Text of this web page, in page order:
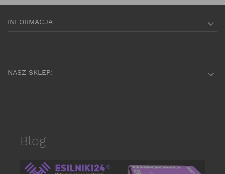
INFORMACJA 
NASZ SKLEP: 
Blog